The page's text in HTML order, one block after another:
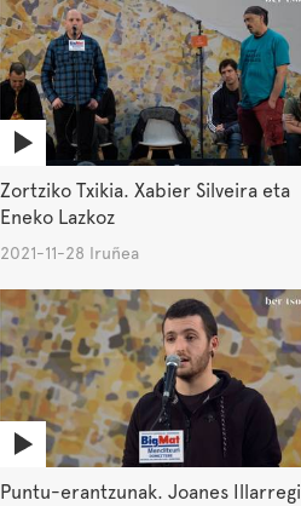
Zortziko Txikia. Xabier Silveira eta
Eneko Lazkoz
2021-11-28 Iruñea
Puntu-erantzunak. Joanes Illarregi